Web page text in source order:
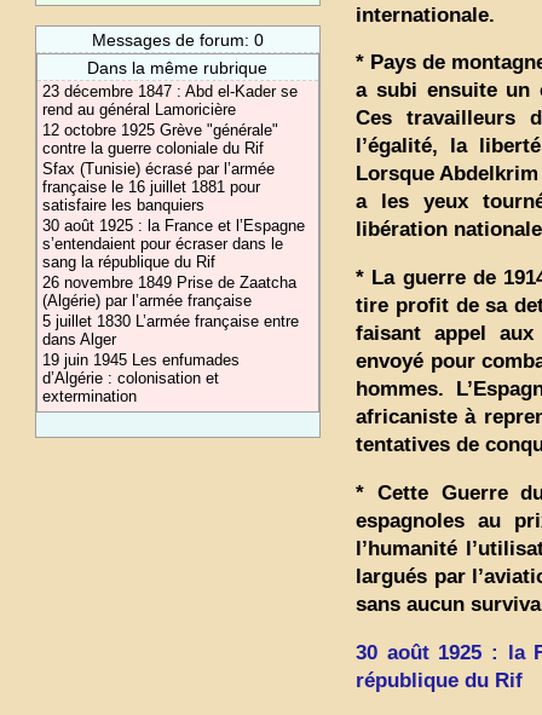
Messages de forum: 0
Dans la même rubrique
23 décembre 1847 : Abd el-Kader se
rend au général Lamoricière
12 octobre 1925 Grève "générale"
contre la guerre coloniale du Rif
Sfax (Tunisie) écrasé par l’armée
française le 16 juillet 1881 pour
satisfaire les banquiers
30 août 1925 : la France et l’Espagne
s’entendaient pour écraser dans le
sang la république du Rif
26 novembre 1849 Prise de Zaatcha
(Algérie) par l’armée française
5 juillet 1830 L’armée française entre
dans Alger
19 juin 1945 Les enfumades
d’Algérie : colonisation et
extermination
internationale.
* Pays de
a subi ensuite un
Ces travailleurs
l’égalité, la
Lorsque
a les yeux
libération
* La guerre de
tire profit de sa
faisant appel
envoyé pour
hommes.
africaniste à
tentatives de
* Cette Guerre
espagnoles au
l’humanité
largués par
sans aucun
30 août 1925 : la
république du Rif